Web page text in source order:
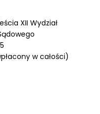
XII Wydział
w całości)